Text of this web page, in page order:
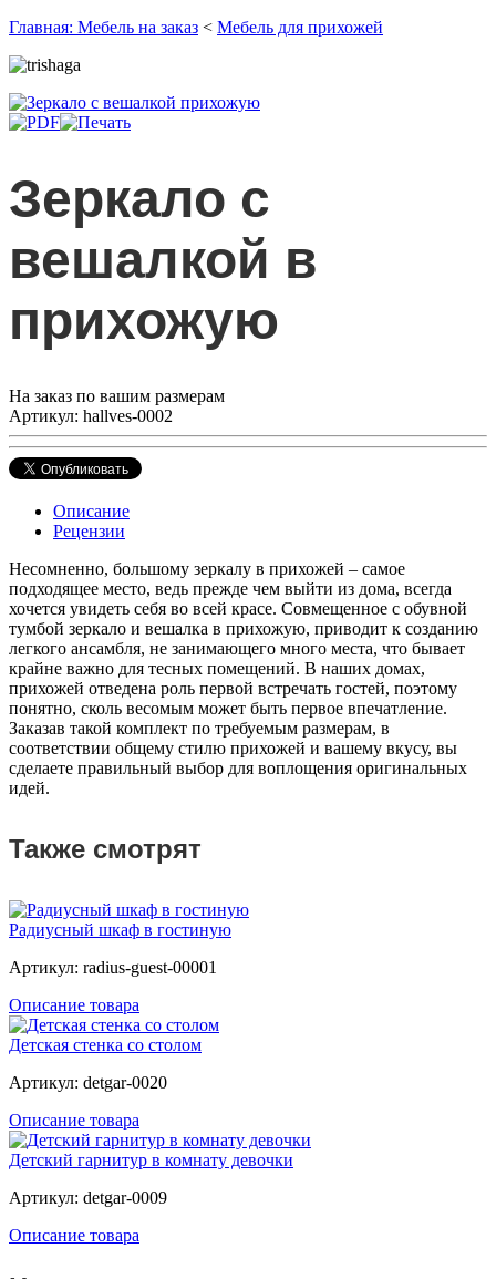
Главная: Мебель на заказ < Мебель для прихожей
Зеркало с
вешалкой в
прихожую
На заказ по вашим размерам
Артикул: hallves-0002
Описание
Рецензии
Несомненно, большому зеркалу в прихожей – самое
подходящее место, ведь прежде чем выйти из дома, всегда
хочется увидеть себя во всей красе. Совмещенное с обувной
тумбой зеркало и вешалка в прихожую, приводит к созданию
легкого ансамбля, не занимающего много места, что бывает
крайне важно для тесных помещений. В наших домах,
прихожей отведена роль первой встречать гостей, поэтому
понятно, сколь весомым может быть первое впечатление.
Заказав такой комплект по требуемым размерам, в
соответствии общему стилю прихожей и вашему вкусу, вы
сделаете правильный выбор для воплощения оригинальных
идей.
Также смотрят
Радиусный шкаф в гостиную
Артикул: radius-guest-00001
Описание товара
Детская стенка со столом
Артикул: detgar-0020
Описание товара
Детский гарнитур в комнату девочки
Артикул: detgar-0009
Описание товара